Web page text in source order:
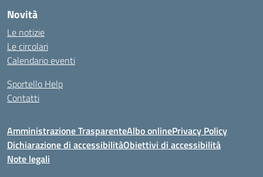
Novità
Le notizie
Le circolari
Calendario eventi
Sportello Help
Contatti
Amministrazione TrasparenteAlbo onlinePrivacy Policy
Dichiarazione di accessibilitàObiettivi di accessibilità
Note legali